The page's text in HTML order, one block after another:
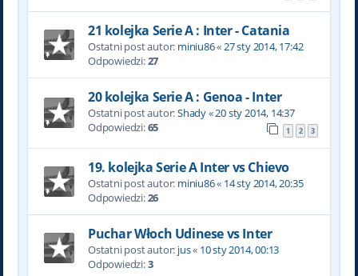
21 kolejka Serie A : Inter - Catania
Ostatni post autor: miniu86«27 sty 2014, 17:42
Odpowiedzi:27
20 kolejka Serie A : Genoa - Inter
Ostatni post autor:Shady«20 sty 2014, 14:37
Odpowiedzi:65 1 2 3
19. kolejka Serie A Inter vs Chievo
Ostatni post autor: miniu86« 14 sty 2014, 20:35
Odpowiedzi:26
Puchar Włoch Udinese vs Inter
Ostatni post autor: jus« 10 sty 2014, 00:13
Odpowiedzi:3